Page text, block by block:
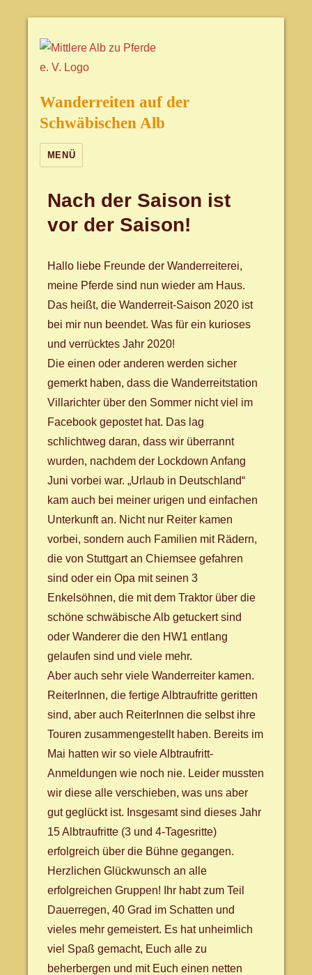
Wanderreiten auf der
Schwäbischen Alb
MENÜ
Nach der Saison ist
vor der Saison!
Hallo liebe Freunde der Wanderreiterei,
meine Pferde sind nun wieder am Haus.
Das heißt, die Wanderreit-Saison 2020 ist
bei mir nun beendet. Was für ein kurioses
und verrücktes Jahr 2020!
Die einen oder anderen werden sicher
gemerkt haben, dass die Wanderreitstation
Villarichter über den Sommer nicht viel im
Facebook gepostet hat. Das lag
schlichtweg daran, dass wir überrannt
wurden, nachdem der Lockdown Anfang
Juni vorbei war. „Urlaub in Deutschland“
kam auch bei meiner urigen und einfachen
Unterkunft an. Nicht nur Reiter kamen
vorbei, sondern auch Familien mit Rädern,
die von Stuttgart an Chiemsee gefahren
sind oder ein Opa mit seinen 3
Enkelsöhnen, die mit dem Traktor über die
schöne schwäbische Alb getuckert sind
oder Wanderer die den HW1 entlang
gelaufen sind und viele mehr.
Aber auch sehr viele Wanderreiter kamen.
ReiterInnen, die fertige Albtraufritte geritten
sind, aber auch ReiterInnen die selbst ihre
Touren zusammengestellt haben. Bereits im
Mai hatten wir so viele Albtraufritt-
Anmeldungen wie noch nie. Leider mussten
wir diese alle verschieben, was uns aber
gut geglückt ist. Insgesamt sind dieses Jahr
15 Albtraufritte (3 und 4-Tagesritte)
erfolgreich über die Bühne gegangen.
Herzlichen Glückwunsch an alle
erfolgreichen Gruppen! Ihr habt zum Teil
Dauerregen, 40 Grad im Schatten und
vieles mehr gemeistert. Es hat unheimlich
viel Spaß gemacht, Euch alle zu
beherbergen und mit Euch einen netten